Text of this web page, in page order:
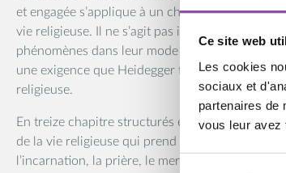
Ce site web
Les cookies
sociaux et
partenaires de
vous leur avez
Sélection du
et engagée s’applique à un champ souvent
vie religieuse. Il ne s’agit pas ici de « sauver les
phénomènes dans leur mode propre
une exigence que Heidegger formulait déjà en
religieuse.
En treize chapitre structurés en trois grandes
de la vie religieuse qui prend au sérieux des
l’incarnation, la prière, le merveilleux ou la